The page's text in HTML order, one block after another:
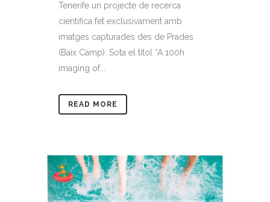
Tenerife un projecte de recerca
científica fet exclusivament amb
imatges capturades des de Prades
(Baix Camp). Sota el títol “A 100h
imaging of...
READ MORE